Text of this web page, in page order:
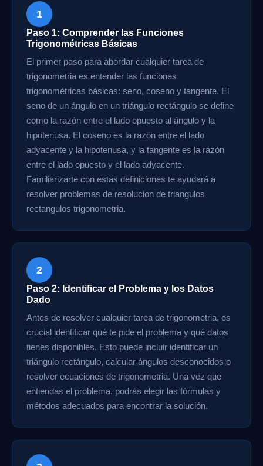
1
Paso 1: Comprender las Funciones
Trigonométricas Básicas
El primer paso para abordar cualquier tarea de
trigonometria es entender las funciones
trigonométricas básicas: seno, coseno y tangente. El
seno de un ángulo en un triángulo rectángulo se define
como la razón entre el lado opuesto al ángulo y la
hipotenusa. El coseno es la razón entre el lado
adyacente y la hipotenusa, y la tangente es la razón
entre el lado opuesto y el lado adyacente.
Familiarizarte con estas definiciones te ayudará a
resolver problemas de resolucion de triangulos
rectangulos trigonometria.
2
Paso 2: Identificar el Problema y los Datos
Dado
Antes de resolver cualquier tarea de trigonometria, es
crucial identificar qué te pide el problema y qué datos
tienes disponibles. Esto puede incluir identificar un
triángulo rectángulo, calcular ángulos desconocidos o
resolver ecuaciones de trigonometria. Una vez que
entiendas el problema, podrás elegir las fórmulas y
métodos adecuados para encontrar la solución.